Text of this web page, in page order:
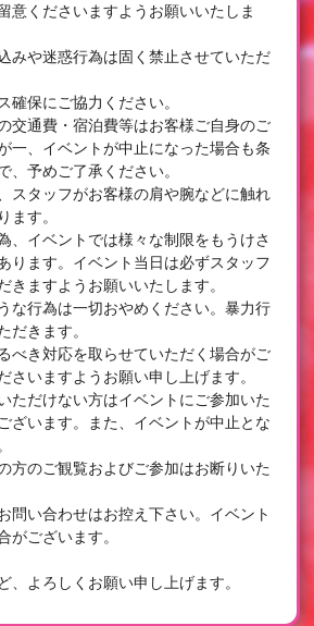
意くださいますようお願いいたしま
みや迷惑行為は固く禁止させていただ
確保にご協力ください。
交通費・宿泊費等はお客様ご自身のご
一、イベントが中止になった場合も条
、予めご了承ください。
スタッフがお客様の肩や腕などに触れ
ます。
、イベントでは様々な制限をもうけさ
ります。イベント当日は必ずスタッフ
きますようお願いいたします。
な行為は一切おやめください。暴力行
だきます。
べき対応を取らせていただく場合がご
さいますようお願い申し上げます。
ただけない方はイベントにご参加いた
ざいます。また、イベントが中止とな
方のご観覧およびご参加はお断りいた
問い合わせはお控え下さい。イベント
がございます。
、よろしくお願い申し上げます。